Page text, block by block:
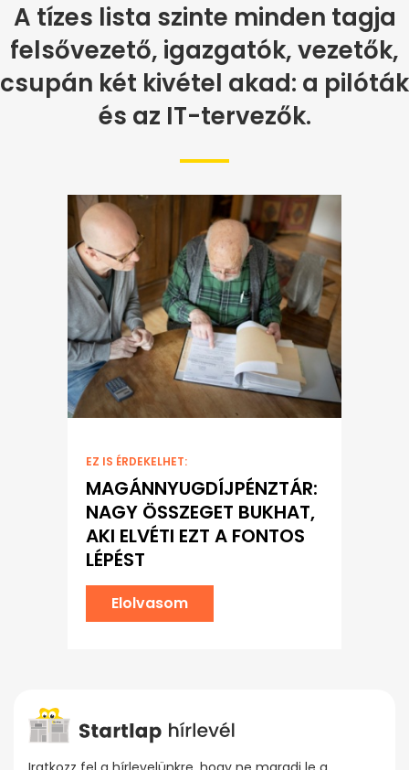
A tízes lista szinte minden tagja
felsővezető, igazgatók, vezetők,
csupán két kivétel akad: a pilóták
és az IT-tervezők.
EZ IS ÉRDEKELHET:
MAGÁNNYUGDÍJPÉNZTÁR:
NAGY ÖSSZEGET BUKHAT,
AKI ELVÉTI EZT A FONTOS
LÉPÉST
Elolvasom